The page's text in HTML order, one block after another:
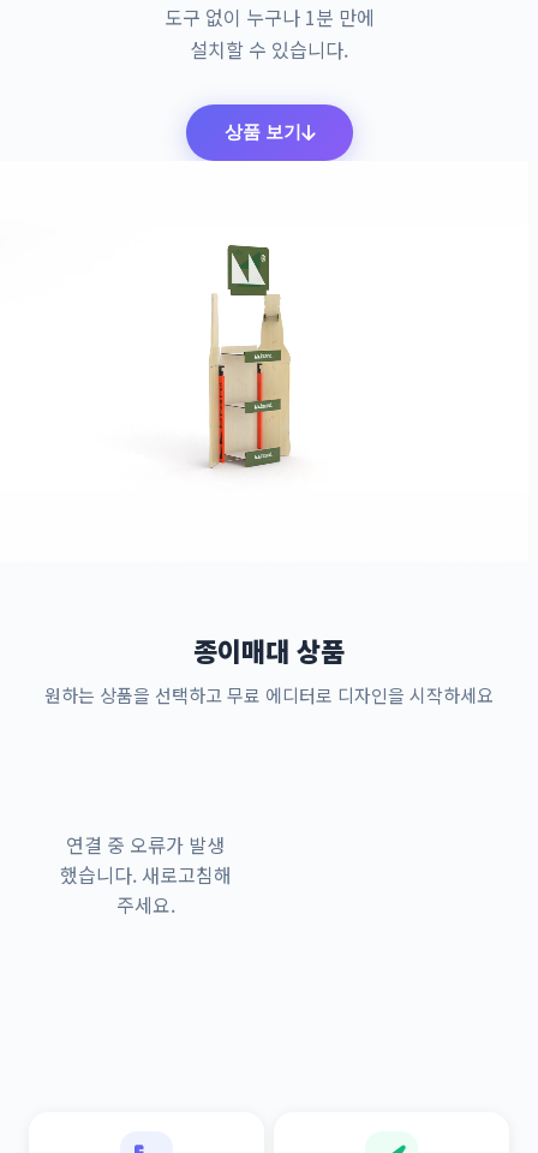
도구 없이 누구나 1분 만에
설치할 수 있습니다.
상품 보기
종이매대 상품
원하는 상품을 선택하고 무료 에디터로 디자인을 시작하세요
연결 중 오류가 발생
했습니다. 새로고침해
주세요.